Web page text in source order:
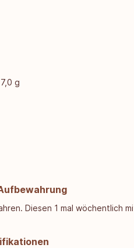
g
Diesen 1 mal wöchentlich